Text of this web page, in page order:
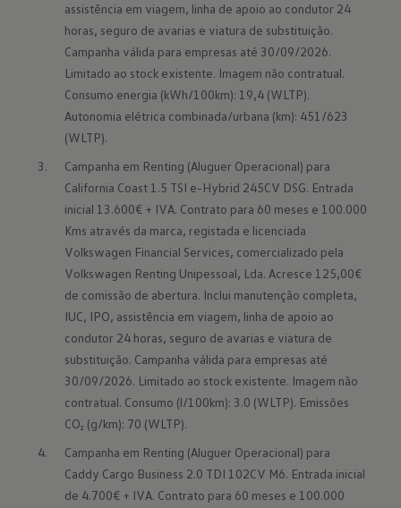
assistência em viagem, linha de apoio ao condutor 24
horas, seguro de avarias e viatura de substituição.
Campanha válida para empresas até 30/09/2026.
Limitado ao stock existente. Imagem não contratual.
Consumo energia (kWh/100km): 19,4 (WLTP).
Autonomia elétrica combinada/urbana (km): 451/623
(WLTP).
Campanha em Renting (Aluguer Operacional) para
California Coast 1.5 TSI e-Hybrid 245CV DSG. Entrada
inicial 13.600€ + IVA. Contrato para 60 meses e 100.000
Kms através da marca, registada e licenciada
Volkswagen Financial Services, comercializado pela
Volkswagen Renting Unipessoal, Lda. Acresce 125,00€
de comissão de abertura. Inclui manutenção completa,
IUC, IPO, assistência em viagem, linha de apoio ao
condutor 24 horas, seguro de avarias e viatura de
substituição. Campanha válida para empresas até
30/09/2026. Limitado ao stock existente. Imagem não
contratual. Consumo (l/100km): 3.0 (WLTP). Emissões
CO₂ (g/km): 70 (WLTP).
Campanha em Renting (Aluguer Operacional) para
Caddy Cargo Business 2.0 TDI 102CV M6. Entrada inicial
de 4.700€ + IVA. Contrato para 60 meses e 100.000